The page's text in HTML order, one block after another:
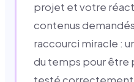
projet et votre
contenus
raccourci miracle :
du temps pour être